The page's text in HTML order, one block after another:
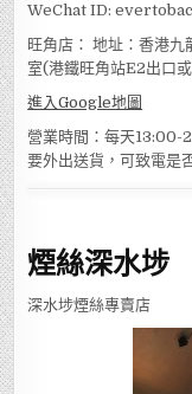
WeChat ID:
旺角店： 地址：香港九
進入Google地圖
營業時間：每天13:00-
煙絲深水埗